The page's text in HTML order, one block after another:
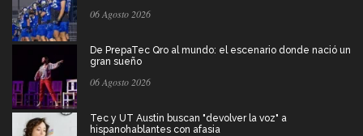
06 Agosto 2026
De PrepaTec Qro al mundo: el escenario donde nació un
gran sueño
06 Agosto 2026
Tec y UT Austin buscan "devolver la voz" a
hispanohablantes con afasia